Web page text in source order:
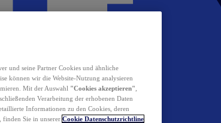
und seine Partner Cookies und ähnliche
können wir die Website-Nutzung analysieren
Mit der Auswahl "Cookies akzeptieren"
Verarbeitung der erhobenen Daten
Informationen zu den Cookies, deren
finden Sie in unserer Cookie Datenschutzrichtline